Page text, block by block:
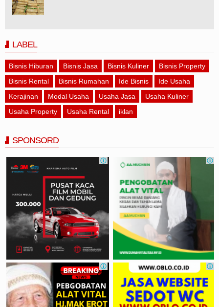
LABEL
Bisnis Hiburan Bisnis Jasa Bisnis Kuliner
Bisnis Property
Bisnis Rental
Bisnis Rumahan Ide Bisnis
Ide Usaha
Kerajinan
Modal Usaha Usaha Jasa
Usaha Kuliner
Usaha Property
Usaha Rental iklan
SPONSORD